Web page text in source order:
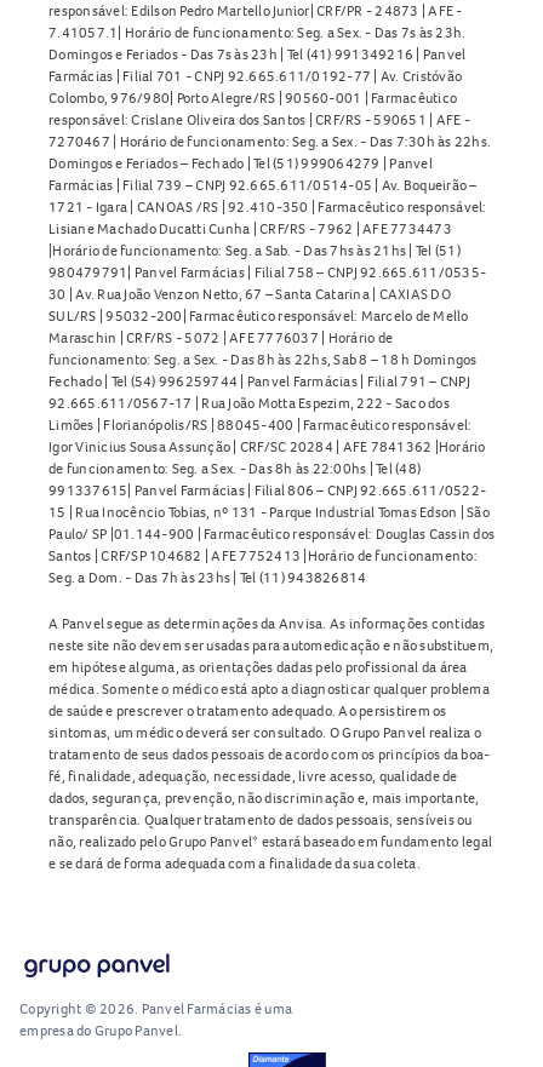
responsável: Edilson Pedro Martello Junior| CRF/PR - 24873 | AFE -
7.41057.1| Horário de funcionamento: Seg. a Sex. - Das 7s às 23h.
Domingos e Feriados - Das 7s às 23h | Tel (41) 991349216 | Panvel
Farmácias | Filial 701 - CNPJ 92.665.611/0192-77 | Av. Cristóvão
Colombo, 976/980| Porto Alegre/RS | 90560-001 | Farmacêutico
responsável: Crislane Oliveira dos Santos | CRF/RS - 590651 | AFE -
7270467 | Horário de funcionamento: Seg. a Sex. - Das 7:30h às 22hs.
Domingos e Feriados – Fechado | Tel (51) 999064279 | Panvel
Farmácias | Filial 739 – CNPJ 92.665.611/0514-05 | Av. Boqueirão –
1721 - Igara | CANOAS /RS | 92.410-350 | Farmacêutico responsável:
Lisiane Machado Ducatti Cunha | CRF/RS - 7962 | AFE 7734473
|Horário de funcionamento: Seg. a Sab. - Das 7hs às 21hs | Tel (51)
980479791| Panvel Farmácias | Filial 758 – CNPJ 92.665.611/0535-
30 | Av. Rua João Venzon Netto, 67 – Santa Catarina | CAXIAS DO
SUL/RS | 95032-200| Farmacêutico responsável: Marcelo de Mello
Maraschin | CRF/RS - 5072 | AFE 7776037 | Horário de
funcionamento: Seg. a Sex. - Das 8h às 22hs, Sab 8 – 18 h Domingos
Fechado | Tel (54) 996259744 | Panvel Farmácias | Filial 791 – CNPJ
92.665.611/0567-17 | Rua João Motta Espezim, 222 - Saco dos
Limões | Florianópolis/RS | 88045-400 | Farmacêutico responsável:
Igor Vinicius Sousa Assunção | CRF/SC 20284 | AFE 7841362 |Horário
de funcionamento: Seg. a Sex. - Das 8h às 22:00hs | Tel (48)
991337615| Panvel Farmácias | Filial 806 – CNPJ 92.665.611/0522-
15 | Rua Inocêncio Tobias, nº 131 - Parque Industrial Tomas Edson | São
Paulo/ SP |01.144-900 | Farmacêutico responsável: Douglas Cassin dos
Santos | CRF/SP 104682 | AFE 7752413 |Horário de funcionamento:
Seg. a Dom. - Das 7h às 23hs | Tel (11) 943826814
A Panvel segue as determinações da Anvisa. As informações contidas
neste site não devem ser usadas para automedicação e não substituem,
em hipótese alguma, as orientações dadas pelo profissional da área
médica. Somente o médico está apto a diagnosticar qualquer problema
de saúde e prescrever o tratamento adequado. Ao persistirem os
sintomas, um médico deverá ser consultado. O Grupo Panvel realiza o
tratamento de seus dados pessoais de acordo com os princípios da boa-
fé, finalidade, adequação, necessidade, livre acesso, qualidade de
dados, segurança, prevenção, não discriminação e, mais importante,
transparência. Qualquer tratamento de dados pessoais, sensíveis ou
não, realizado pelo Grupo Panvel* estará baseado em fundamento legal
e se dará de forma adequada com a finalidade da sua coleta.
Copyright © 2026. Panvel Farmácias é uma
empresa do Grupo Panvel.